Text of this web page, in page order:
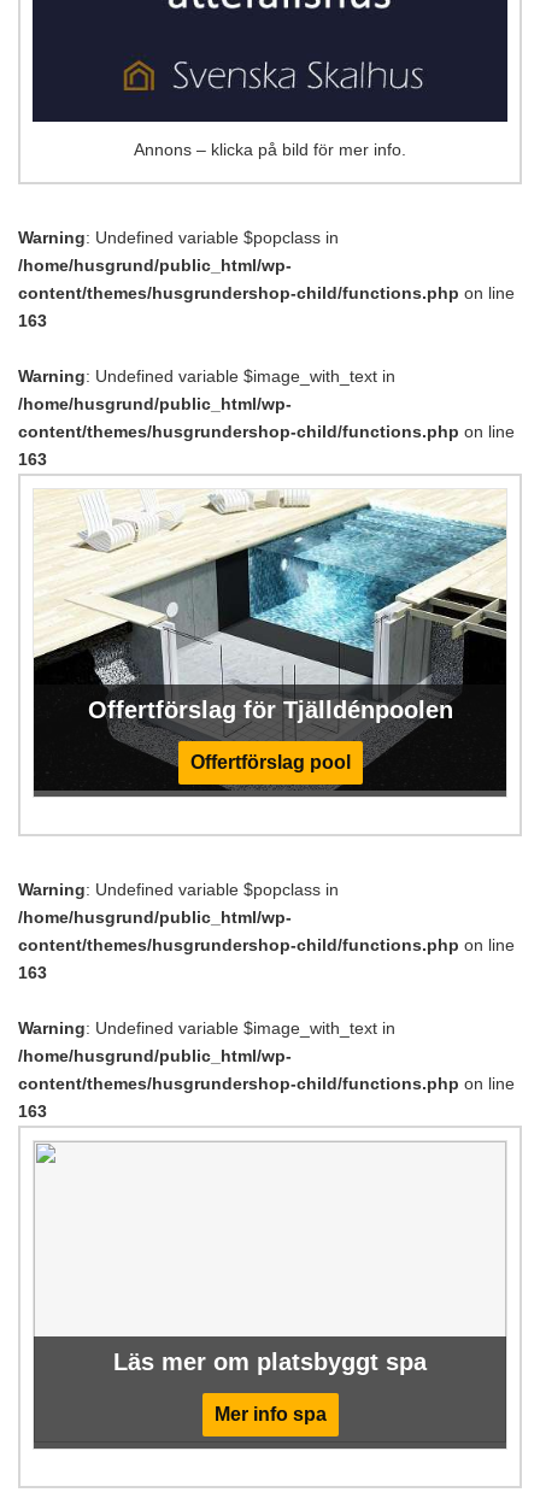
Annons – klicka på bild för mer info.
Warning: Undefined variable $popclass in
/home/husgrund/public_html/wp-
content/themes/husgrundershop-child/functions.php on line
163
Warning: Undefined variable $image_with_text in
/home/husgrund/public_html/wp-
content/themes/husgrundershop-child/functions.php on line
163
Offertförslag för Tjälldénpoolen
Offertförslag pool
Warning: Undefined variable $popclass in
/home/husgrund/public_html/wp-
content/themes/husgrundershop-child/functions.php on line
163
Warning: Undefined variable $image_with_text in
/home/husgrund/public_html/wp-
content/themes/husgrundershop-child/functions.php on line
163
Läs mer om platsbyggt spa
Mer info spa